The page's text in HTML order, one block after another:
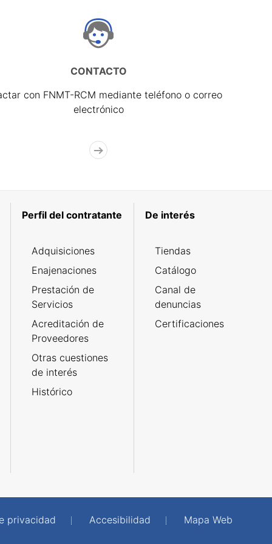
CONTACTO
con FNMT-RCM mediante teléfono o correo
electrónico
Perfil del contratante
Adquisiciones
Enajenaciones
Prestación de
Servicios
Acreditación de
Proveedores
Otras cuestiones
de interés
Histórico
De interés
Tiendas
Catálogo
Canal de
denuncias
Certificaciones
privacidad Accesibilidad Mapa Web